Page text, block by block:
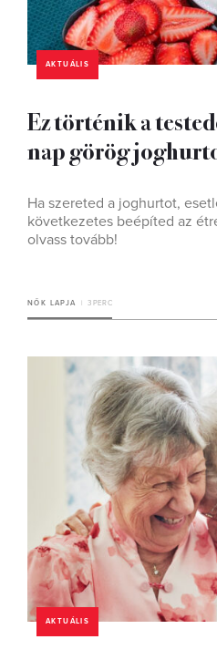
AKTUÁLIS
Ez történik a
nap görög
Ha szereted a joghurtot,
következetes beépíted az
olvass tovább!
NŐK LAPJA 3 PERC
AKTUÁLIS